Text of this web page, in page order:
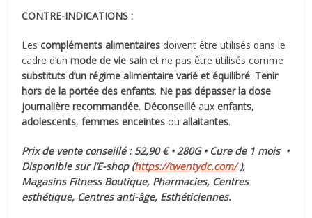
CONTRE-INDICATIONS :
Lescompléments alimentaires doivent être utilisés dans le
cadre d’unmode de vie sain et ne pas être utilisés comme
substituts d’un régime alimentaire varié et équilibré. Tenir
hors de la portée des enfants. Ne pas dépasser la dose
journalière recommandée. Déconseillé auxenfants,
adolescents,femmes enceintes ouallaitantes.
Prix de vente conseillé : 52,90 € • 280G • Cure de 1 mois •
Disponible sur l’E-shop (https://twentydc.com/),
Magasins Fitness Boutique, Pharmacies, Centres
esthétique, Centres anti-âge, Esthéticiennes.